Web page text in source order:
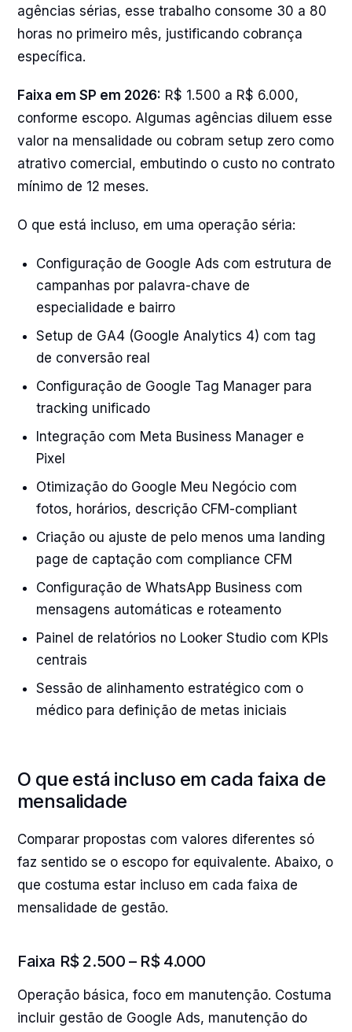
agências sérias, esse trabalho consome 30 a 80
horas no primeiro mês, justificando cobrança
específica.
Faixa em SP em 2026: R$ 1.500 a R$ 6.000,
conforme escopo. Algumas agências diluem esse
valor na mensalidade ou cobram setup zero como
atrativo comercial, embutindo o custo no contrato
mínimo de 12 meses.
O que está incluso, em uma operação séria:
Configuração de Google Ads com estrutura de
campanhas por palavra-chave de
especialidade e bairro
Setup de GA4 (Google Analytics 4) com tag
de conversão real
Configuração de Google Tag Manager para
tracking unificado
Integração com Meta Business Manager e
Pixel
Otimização do Google Meu Negócio com
fotos, horários, descrição CFM-compliant
Criação ou ajuste de pelo menos uma landing
page de captação com compliance CFM
Configuração de WhatsApp Business com
mensagens automáticas e roteamento
Painel de relatórios no Looker Studio com KPIs
centrais
Sessão de alinhamento estratégico com o
médico para definição de metas iniciais
O que está incluso em cada faixa de
mensalidade
Comparar propostas com valores diferentes só
faz sentido se o escopo for equivalente. Abaixo, o
que costuma estar incluso em cada faixa de
mensalidade de gestão.
Faixa R$ 2.500 – R$ 4.000
Operação básica, foco em manutenção. Costuma
incluir gestão de Google Ads, manutenção do